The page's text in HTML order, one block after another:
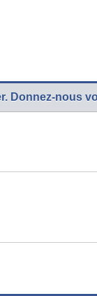
Donnez-nous